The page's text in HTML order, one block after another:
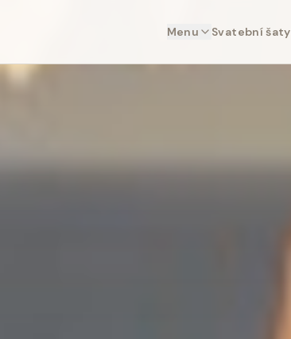
Menu Svatební šaty